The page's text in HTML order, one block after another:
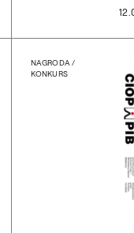
NAGRODA /
KONKURS